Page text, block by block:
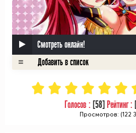
Смотреть онлайн!
Голосов : [58] Рейтинг :
Просмотров: (122